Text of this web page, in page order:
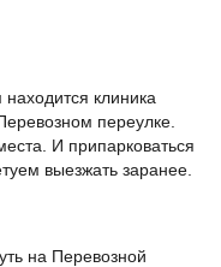
клиника
переулке.
И припарковаться
выезжать заранее.
на Перевозной